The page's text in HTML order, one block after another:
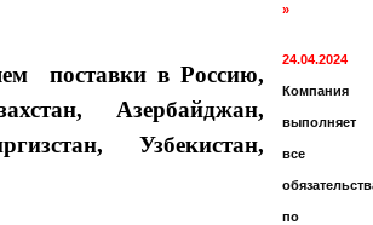
поставки в Россию,
Азербайджан,
Узбекистан,
»
24.04.2024
Компания
выполняет
все
по